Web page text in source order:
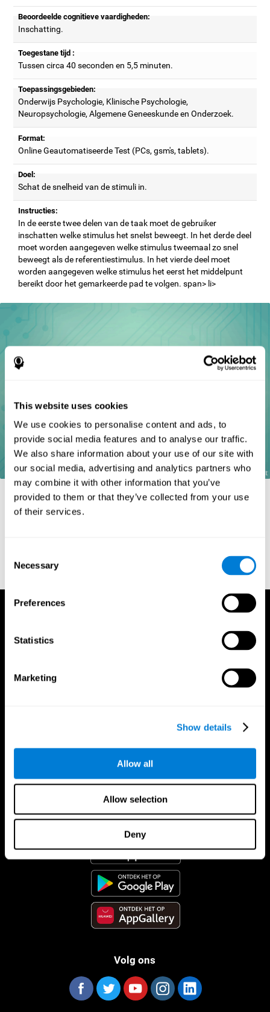
This website uses cookies
We use cookies to personalise content and ads, to
provide social media features and to analyse our traffic.
We also share information about your use of our site with
our social media, advertising and analytics partners who
may combine it with other information that you’ve
provided to them or that they’ve collected from your use
of their services.
Selection
Necessary
Preferences
Statistics
Marketing
Show details
Allow all
Allow selection
Deny
Beoordeelde cognitieve vaardigheden:
Inschatting.
Toegestane tijd :
Tussen circa 40 seconden en 5,5 minuten.
Toepassingsgebieden:
Onderwijs Psychologie, Klinische Psychologie,
Neuropsychologie, Algemene Geneeskunde en Onderzoek.
Format:
Online Geautomatiseerde Test (PCs, gsm's, tablets).
Doel:
Schat de snelheid van de stimuli in.
Instructies:
In de eerste twee delen van de taak moet de gebruiker
inschatten welke stimulus het snelst beweegt. In het derde deel
moet worden aangegeven welke stimulus tweemaal zo snel
beweegt als de referentiestimulus. In het vierde deel moet
worden aangegeven welke stimulus het eerst het middelpunt
bereikt door het gemarkeerde pad te volgen. span> li>
Referenties
Goldstein, F. C., Green, J., Presley, R. M., O'Jile, J., et al. (1996).
CogniFit App
Volg ons